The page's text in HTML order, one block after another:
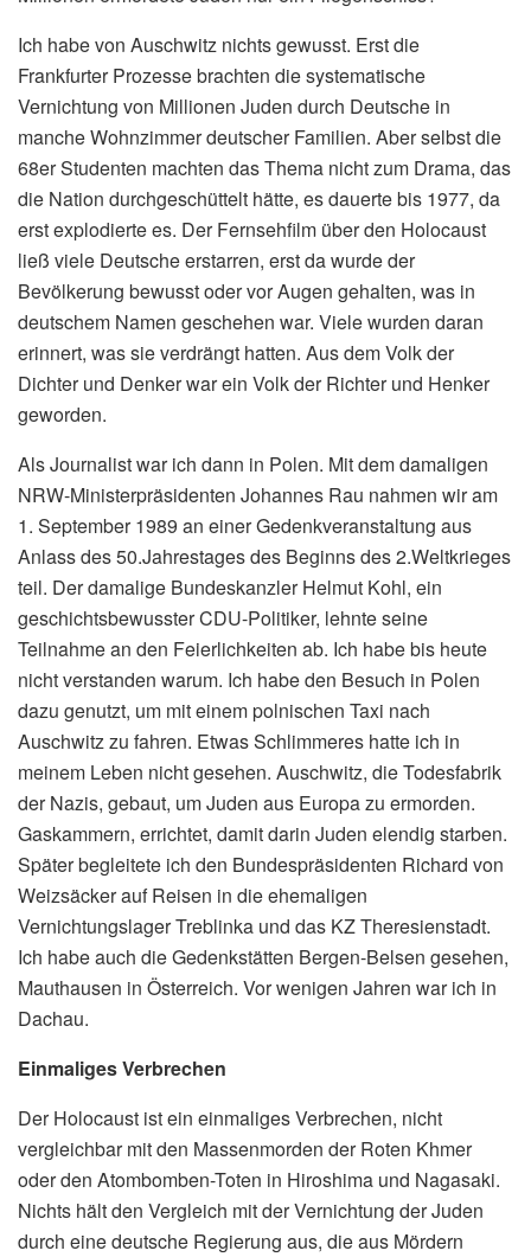
Ich habe von Auschwitz nichts gewusst. Erst die
Frankfurter Prozesse brachten die systematische
Vernichtung von Millionen Juden durch Deutsche in
manche Wohnzimmer deutscher Familien. Aber selbst die
68er Studenten machten das Thema nicht zum Drama, das
die Nation durchgeschüttelt hätte, es dauerte bis 1977, da
erst explodierte es. Der Fernsehfilm über den Holocaust
ließ viele Deutsche erstarren, erst da wurde der
Bevölkerung bewusst oder vor Augen gehalten, was in
deutschem Namen geschehen war. Viele wurden daran
erinnert, was sie verdrängt hatten. Aus dem Volk der
Dichter und Denker war ein Volk der Richter und Henker
geworden.
Als Journalist war ich dann in Polen. Mit dem damaligen
NRW-Ministerpräsidenten Johannes Rau nahmen wir am
1. September 1989 an einer Gedenkveranstaltung aus
Anlass des 50.Jahrestages des Beginns des 2.Weltkrieges
teil. Der damalige Bundeskanzler Helmut Kohl, ein
geschichtsbewusster CDU-Politiker, lehnte seine
Teilnahme an den Feierlichkeiten ab. Ich habe bis heute
nicht verstanden warum. Ich habe den Besuch in Polen
dazu genutzt, um mit einem polnischen Taxi nach
Auschwitz zu fahren. Etwas Schlimmeres hatte ich in
meinem Leben nicht gesehen. Auschwitz, die Todesfabrik
der Nazis, gebaut, um Juden aus Europa zu ermorden.
Gaskammern, errichtet, damit darin Juden elendig starben.
Später begleitete ich den Bundespräsidenten Richard von
Weizsäcker auf Reisen in die ehemaligen
Vernichtungslager Treblinka und das KZ Theresienstadt.
Ich habe auch die Gedenkstätten Bergen-Belsen gesehen,
Mauthausen in Österreich. Vor wenigen Jahren war ich in
Dachau.
Einmaliges Verbrechen
Der Holocaust ist ein einmaliges Verbrechen, nicht
vergleichbar mit den Massenmorden der Roten Khmer
oder den Atombomben-Toten in Hiroshima und Nagasaki.
Nichts hält den Vergleich mit der Vernichtung der Juden
durch eine deutsche Regierung aus, die aus Mördern